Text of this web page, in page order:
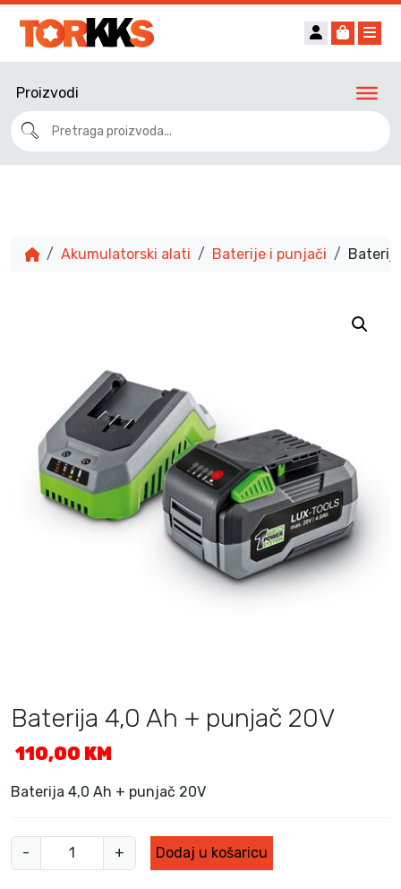
Account
Cart
Proizvodi
Akumulatorski alati Baterije i punjači
Baterija 4,0 Ah + punjač 20V
110,00 KM
Baterija 4,0 Ah + punjač 20V
-
a
+ Dodaj u košaricu